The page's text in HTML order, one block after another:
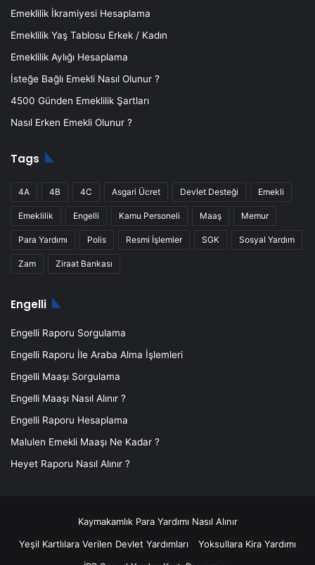
Emeklilik İkramiyesi Hesaplama
Emeklilik Yaş Tablosu Erkek / Kadın
Emeklilik Aylığı Hesaplama
İsteğe Bağlı Emekli Nasıl Olunur ?
4500 Günden Emeklilik Şartları
Nasıl Erken Emekli Olunur ?
Tags
4A 4B 4C Asgari Ücret Devlet Desteği Emekli
Emeklilik Engelli Kamu Personeli Maaş Memur
Para Yardımı Polis Resmi İşlemler SGK Sosyal Yardım
Zam Ziraat Bankası
Engelli
Engelli Raporu Sorgulama
Engelli Raporu İle Araba Alma İşlemleri
Engelli Maaşı Sorgulama
Engelli Maaşı Nasıl Alınır ?
Engelli Raporu Hesaplama
Malulen Emekli Maaşı Ne Kadar ?
Heyet Raporu Nasıl Alınır ?
Kaymakamlık Para Yardımı Nasıl Alınır
Yeşil Kartlılara Verilen Devlet Yardımları
Yoksullara Kira Yardımı